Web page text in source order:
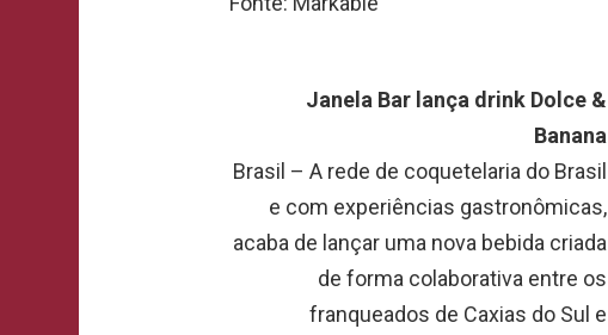
Janela Bar lança drink Dolce &
Banana
Brasil – A rede de coquetelaria do Brasil
e com experiências gastronômicas,
acaba de lançar uma nova bebida criada
de forma colaborativa entre os
franqueados de Caxias do Sul e